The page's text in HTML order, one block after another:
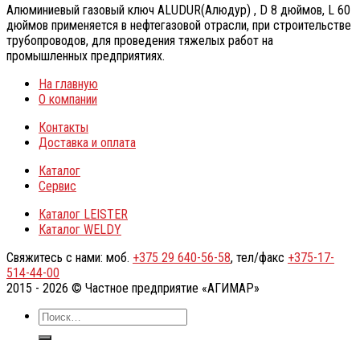
Алюминиевый газовый ключ ALUDUR(Алюдур) , D 8 дюймов, L 60
дюймов применяется в нефтегазовой отрасли, при строительстве
трубопроводов, для проведения тяжелых работ на
промышленных предприятиях.
На главную
О компании
Контакты
Доставка и оплата
Каталог
Сервис
Каталог LEISTER
Каталог WELDY
Свяжитесь с нами: моб. +375 29 640-56-58, тел/факс +375-17-
514-44-00
2015 - 2026 © Частное предприятие «АГИМАР»